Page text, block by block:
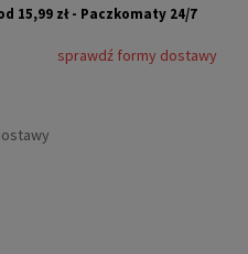
15,99 zł - Paczkomaty 24/7
kosztów płatności
sprawdź formy dostawy